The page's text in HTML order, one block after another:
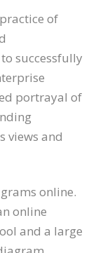
of
successfully
portrayal of
views and
online.
online
and a large